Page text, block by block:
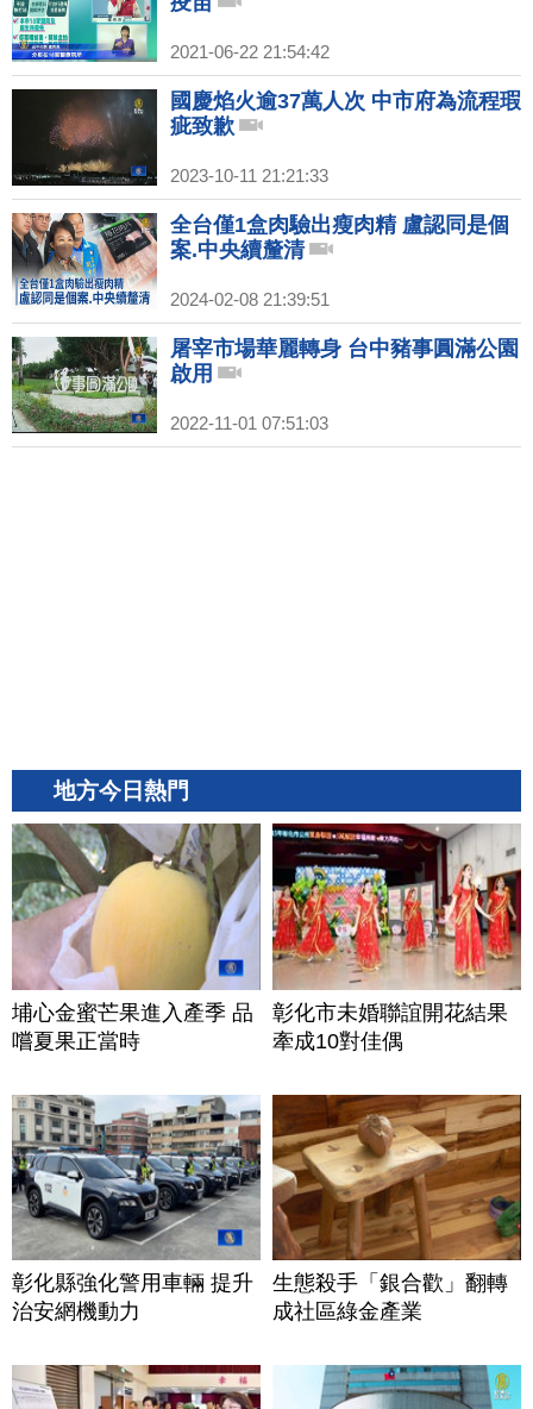
2021-06-22 21:54:42
國慶焰火逾37萬人次 中市府為流程瑕
疵致歉
2023-10-11 21:21:33
全台僅1盒肉驗出瘦肉精 盧認同是個
案.中央續釐清
2024-02-08 21:39:51
屠宰市場華麗轉身 台中豬事圓滿公園
啟用
2022-11-01 07:51:03
地方今日熱門
埔心金蜜芒果進入產季 品
嚐夏果正當時
彰化市未婚聯誼開花結果
牽成10對佳偶
彰化縣強化警用車輛 提升
治安網機動力
生態殺手「銀合歡」翻轉
成社區綠金產業